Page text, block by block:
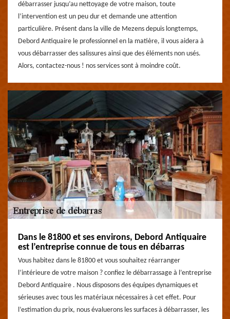
débarrasser jusqu’au nettoyage de votre maison, toute
l’intervention est un peu dur et demande une attention
particulière. Présent dans la ville de Mezens depuis longtemps,
Debord Antiquaire le professionnel en la matière, il vous aidera à
vous débarrasser des salissures ainsi que des éléments non usés.
Alors, contactez-nous ! nos services sont à moindre coût.
Dans le 81800 et ses environs, Debord Antiquaire
est l’entreprise connue de tous en débarras
Vous habitez dans le 81800 et vous souhaitez réarranger
l’intérieure de votre maison ? confiez le débarrassage à l’entreprise
Debord Antiquaire . Nous disposons des équipes dynamiques et
sérieuses avec tous les matériaux nécessaires à cet effet. Pour
l’estimation du prix, nous évaluerons les surfaces à débarrasser, les